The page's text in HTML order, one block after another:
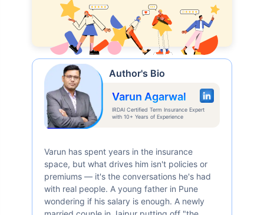
Author's Bio
Varun Agarwal
IRDAI Certified Term Insurance Expert
with 10+ Years of Experience
Varun has spent years in the insurance
space, but what drives him isn't policies or
premiums — it's the conversations he's had
with real people. A young father in Pune
wondering if his salary is enough. A newly